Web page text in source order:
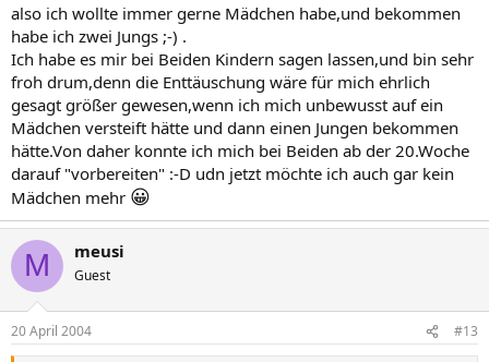
also ich wollte immer gerne Mädchen habe,und bekommen
habe ich zwei Jungs ;-) .
Ich habe es mir bei Beiden Kindern sagen lassen,und bin sehr
froh drum,denn die Enttäuschung wäre für mich ehrlich
gesagt größer gewesen,wenn ich mich unbewusst auf ein
Mädchen versteift hätte und dann einen Jungen bekommen
hätte.Von daher konnte ich mich bei Beiden ab der 20.Woche
darauf "vorbereiten" :-D udn jetzt möchte ich auch gar kein
Mädchen mehr 😀
M meusi
Guest
20 April 2004 #13